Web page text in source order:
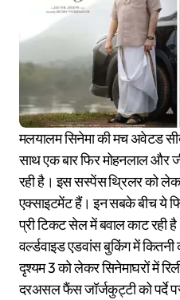
मलयालम सिनेमा की मच अवेटड सीक्वल फिल्मों में से एक ‘दृश्यम 3’ के
साथ एक बार फिर मोहनलाल
रही है। इस सस्पेंस थ्रिलर को
एक्साइटमेंट हैं। इन सबके बीच ये
प्री टिकट सेल में बवाल काट रही
वर्ल्डवाइड एडवांस बुकिंग में
दृश्यम 3 को लेकर सिनेमाघरों में
दरअसल फैंस जॉर्जकुट्टी को पर्दे